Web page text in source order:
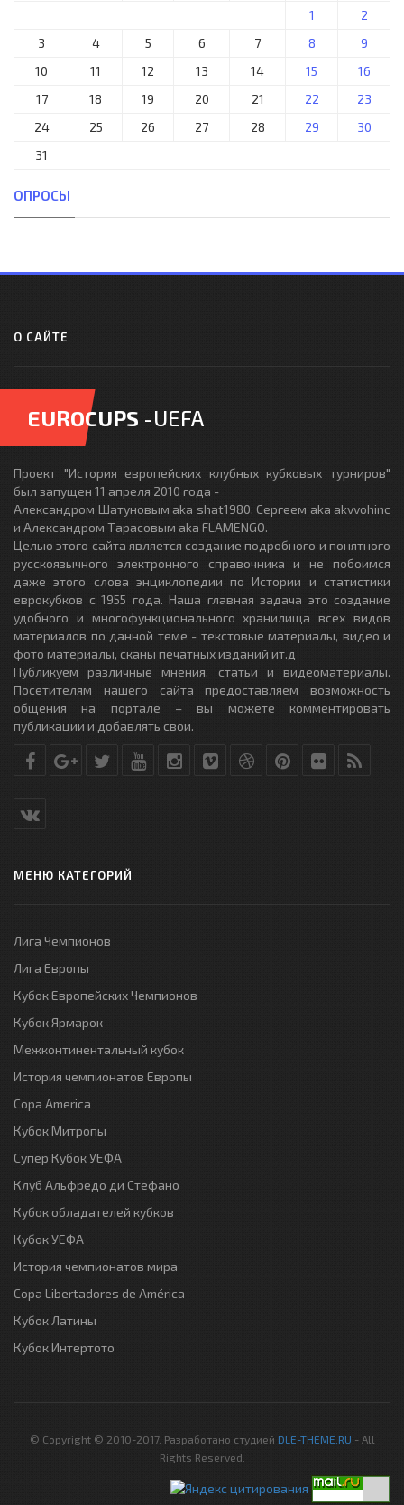
1
2
3
4 5 6 7 8
9
10
11 12 13 14 15
16
17
18 19 20 21 22
23
24
25 26 27 28 29
30
31
ОПРОСЫ
О САЙТЕ
EUROCUPS -UEFA
Проект "История европейских клубных кубковых турниров"
был запущен 11 апреля 2010 года -
Александром Шатуновым aka shat1980, Сергеем aka akvvohinc
и Александром Тарасовым aka FLAMENGO.
Целью этого сайта является создание подробного и понятного
русскоязычного электронного справочника и не побоимся
даже этого слова энциклопедии по Истории и статистики
еврокубков с 1955 года. Наша главная задача это создание
удобного и многофункционального хранилища всех видов
материалов по данной теме - текстовые материалы, видео и
фото материалы, сканы печатных изданий ит.д
Публикуем различные мнения, статьи и видеоматериалы.
Посетителям нашего сайта предоставляем возможность
общения на портале – вы можете комментировать
публикации и добавлять свои.
МЕНЮ КАТЕГОРИЙ
Лига Чемпионов
Лига Европы
Кубок Европейских Чемпионов
Кубок Ярмарок
Межконтинентальный кубок
История чемпионатов Европы
Copa America
Кубок Митропы
Супер Кубок УЕФА
Клуб Альфредо ди Стефано
Кубок обладателей кубков
Кубок УЕФА
История чемпионатов мира
Copa Libertadores de América
Кубок Латины
Кубок Интертото
© Copyright © 2010-2017. Разработано студией DLE-THEME.RU - All
Rights Reserved.